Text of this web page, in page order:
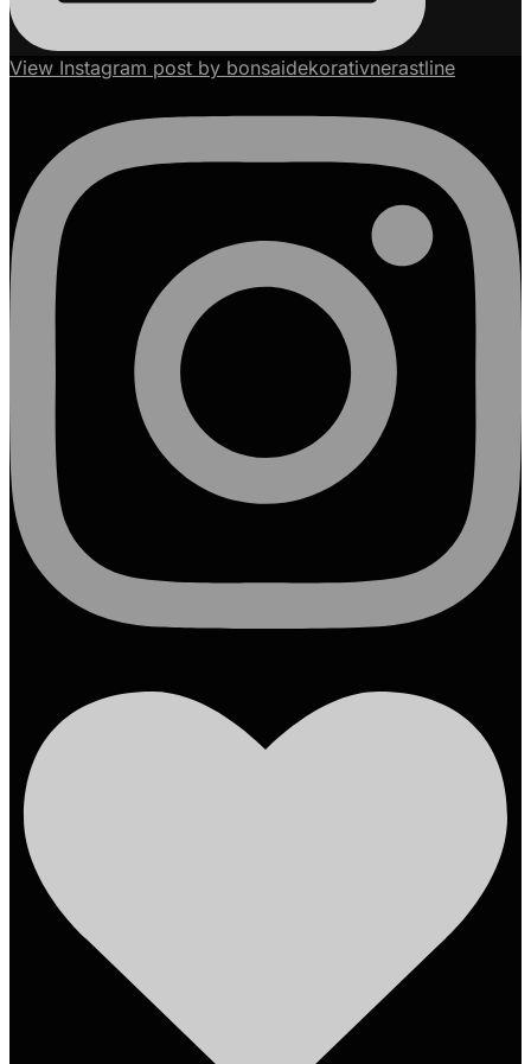
View Instagram post by bonsaidekorativnerastline